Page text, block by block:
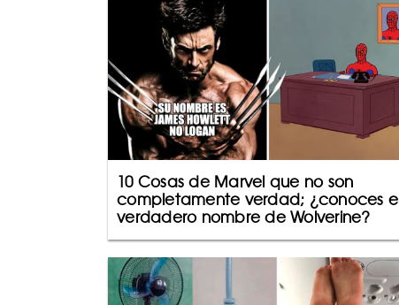
10 Cosas de Marvel que no son
completamente verdad; ¿conoces
verdadero nombre de Wolverine?